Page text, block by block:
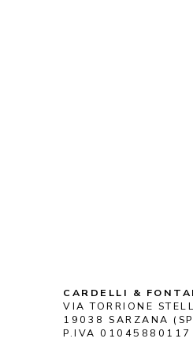
CARDELLI &
VIA TORRIONE
19038 SARZANA
P.IVA 01045880117